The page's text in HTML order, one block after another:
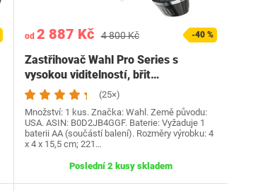
od 2 887 Kč 4 800 Kč -40 %
Zastřihovač Wahl Pro Series s
vysokou viditelností, břit…
(25×)
Množství: 1 kus. Značka: Wahl. Země původu:
USA. ASIN: B0D2JB4GGF. Baterie: Vyžaduje 1
baterii AA (součástí balení). Rozměry výrobku: 4
x 4 x 15,5 cm; 221…
Poslední 2 kusy skladem